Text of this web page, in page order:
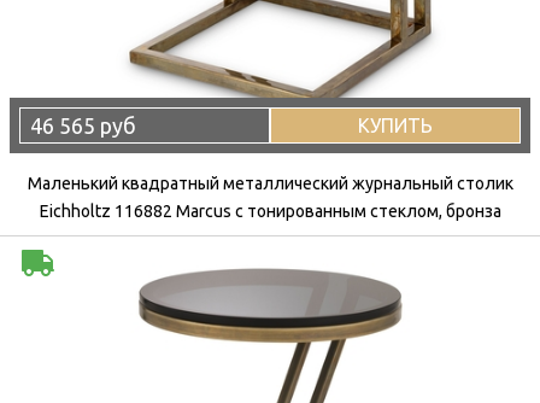
46 565 руб КУПИТЬ
Маленький квадратный металлический журнальный столик
Eichholtz 116882 Marcus с тонированным стеклом, бронза